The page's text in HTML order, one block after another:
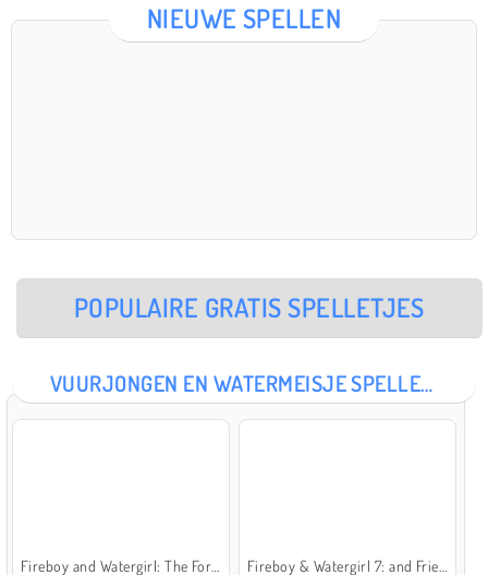
NIEUWE SPELLEN
POPULAIRE GRATIS SPELLETJES
VUURJONGEN EN WATERMEISJE SPELLETJES